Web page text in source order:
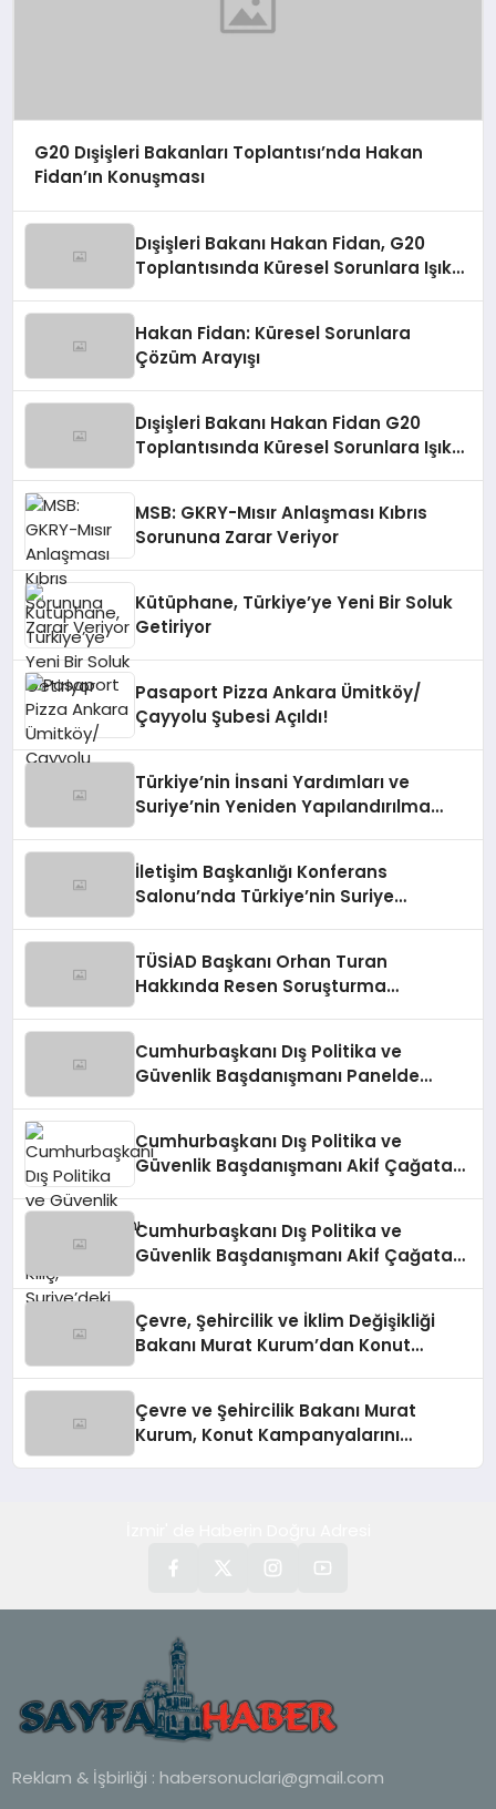
G20 Dışişleri Bakanları Toplantısı’nda Hakan
Fidan’ın Konuşması
Dışişleri Bakanı Hakan Fidan, G20
Toplantısında Küresel Sorunlara Işık
Hakan Fidan: Küresel Sorunlara
Çözüm Arayışı
Dışişleri Bakanı Hakan Fidan G20
Toplantısında Küresel Sorunlara Işık
MSB: GKRY-Mısır Anlaşması Kıbrıs
Sorununa Zarar Veriyor
Kütüphane, Türkiye’ye Yeni Bir Soluk
Getiriyor
Pasaport Pizza Ankara Ümitköy/
Çayyolu Şubesi Açıldı!
Türkiye’nin İnsani Yardımları ve
Suriye’nin Yeniden Yapılandırılma
İletişim Başkanlığı Konferans
Salonu’nda Türkiye’nin Suriye
TÜSİAD Başkanı Orhan Turan
Hakkında Resen Soruşturma
Cumhurbaşkanı Dış Politika ve
Güvenlik Başdanışmanı Panelde
Cumhurbaşkanı Dış Politika ve
Güvenlik Başdanışmanı Akif Çağatay
Cumhurbaşkanı Dış Politika ve
Güvenlik Başdanışmanı Akif Çağatay
Çevre, Şehircilik ve İklim Değişikliği
Bakanı Murat Kurum’dan Konut
Çevre ve Şehircilik Bakanı Murat
Kurum, Konut Kampanyalarını
Reklam & İşbirliği : habersonuclari@gmail.com